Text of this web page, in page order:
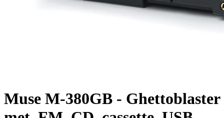
Muse M-380GB - Ghettoblaster